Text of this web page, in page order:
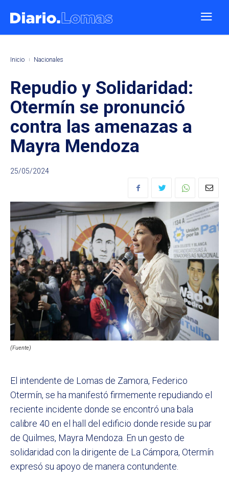
Inicio Nacionales
Repudio y Solidaridad:
Otermín se pronunció
contra las amenazas a
Mayra Mendoza
25/05/2024
(Fuente)
El intendente de Lomas de Zamora, Federico
Otermín, se ha manifestó firmemente repudiando el
reciente incidente donde se encontró una bala
calibre 40 en el hall del edificio donde reside su par
de Quilmes, Mayra Mendoza. En un gesto de
solidaridad con la dirigente de La Cámpora, Otermín
expresó su apoyo de manera contundente.